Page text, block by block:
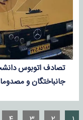
تصادف اتوبوس
جانباختگان و